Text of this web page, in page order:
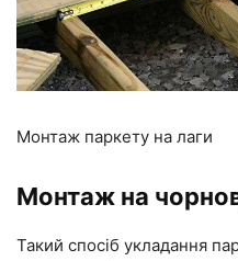
Монтаж паркету на лаги
Монтаж на
Такий спосіб укладання